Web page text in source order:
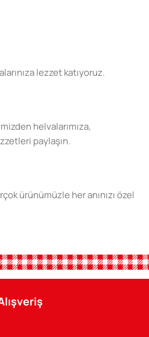
lezzet katıyoruz.
helvalarımıza,
paylaşın.
ürünümüzle her anınızı özel
için Şener ürünlerini tercih
zaman yanınızda.